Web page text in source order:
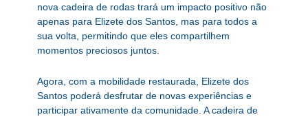
nova cadeira de rodas trará um impacto positivo não
apenas para Elizete dos Santos, mas para todos a
sua volta, permitindo que eles compartilhem
momentos preciosos juntos.
Agora, com a mobilidade restaurada, Elizete dos
Santos poderá desfrutar de novas experiências e
participar ativamente da comunidade. A cadeira de